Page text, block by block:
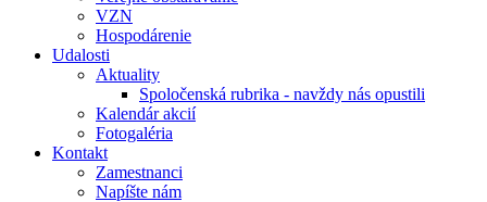
VZN
Hospodárenie
Udalosti
Aktuality
Spoločenská rubrika - navždy nás opustili
Kalendár akcií
Fotogaléria
Kontakt
Zamestnanci
Napíšte nám